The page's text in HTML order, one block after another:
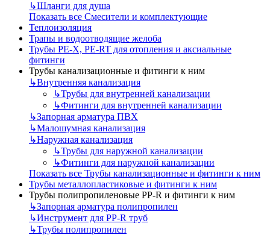
↳Шланги для душа
Показать все Смесители и комплектующие
Теплоизоляция
Трапы и водоотводящие желоба
Трубы PE-X, PE-RT для отопления и аксиальные
фитинги
Трубы канализационные и фитинги к ним
↳Внутренняя канализация
↳Трубы для внутренней канализации
↳Фитинги для внутренней канализации
↳Запорная арматура ПВХ
↳Малошумная канализация
↳Наружная канализация
↳Трубы для наружной канализации
↳Фитинги для наружной канализации
Показать все Трубы канализационные и фитинги к ним
Трубы металлопластиковые и фитинги к ним
Трубы полипропиленовые PP-R и фитинги к ним
↳Запорная арматура полипропилен
↳Инструмент для PP-R труб
↳Трубы полипропилен